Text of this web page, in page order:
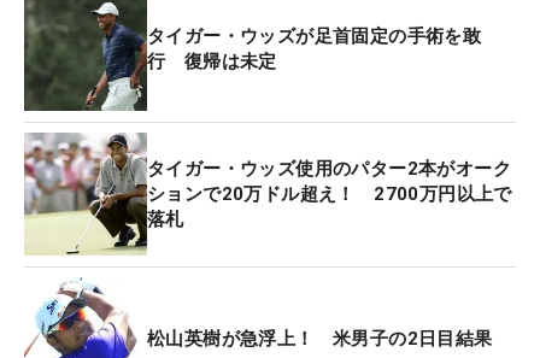
女は署名を拒否したことは一度もない。契約書は有
効である」とした。
メトガー裁判官はエリカさんが「セクシャルハラス
メントがあった」と主張していることに対し、「ハ
ーマンさんはこれまで機会があったにもかかわら
ず、セクシャルハラスメントの具体的な詳細を明ら
かにしていない」ことを指摘している。
タイガーの代理人、ムライ氏も「セクシャルハラス
メントはまったくない」と否定している。（文・武
タイガー・ウッズが足首固定の手術を敢
行 復帰は未定
タイガー・ウッズ使用のパター2本がオーク
ションで20万ドル超え！ 2700万円以上で
落札
松山英樹が急浮上！ 米男子の2日目結果